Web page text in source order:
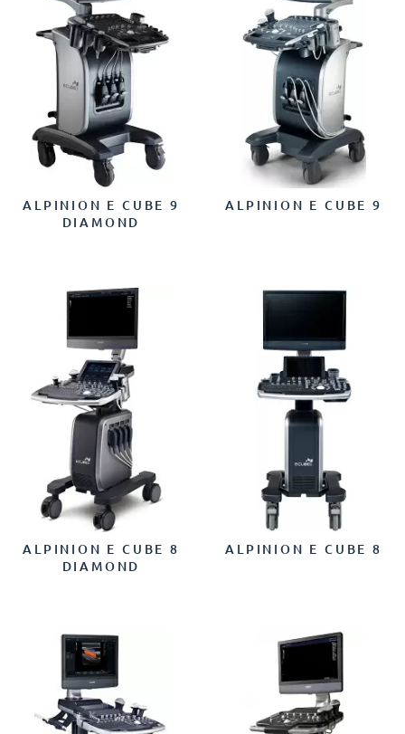
ALPINION E CUBE 9
DIAMOND
ALPINION E CUBE 9
ALPINION E CUBE 8
DIAMOND
ALPINION E CUBE 8